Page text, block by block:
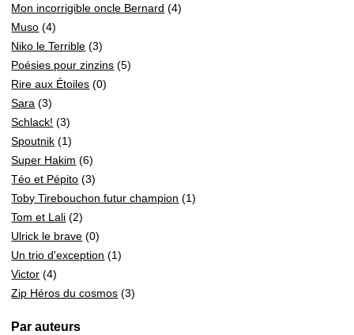
Mon incorrigible oncle Bernard (4)
Muso (4)
Niko le Terrible (3)
Poésies pour zinzins (5)
Rire aux Étoiles (0)
Sara (3)
Schlack! (3)
Spoutnik (1)
Super Hakim (6)
Téo et Pépito (3)
Toby Tirebouchon futur champion (1)
Tom et Lali (2)
Ulrick le brave (0)
Un trio d'exception (1)
Victor (4)
Zip Héros du cosmos (3)
Par auteurs